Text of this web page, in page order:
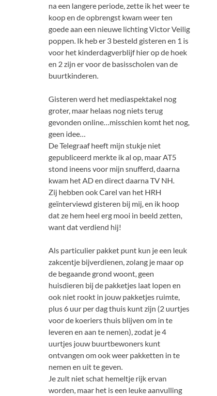
na een langere periode, zette ik het weer te
koop en de opbrengst kwam weer ten
goede aan een nieuwe lichting Victor Veilig
poppen. Ik heb er 3 besteld gisteren en 1 is
voor het kinderdagverblijf hier op de hoek
en 2 zijn er voor de basisscholen van de
buurtkinderen.
Gisteren werd het mediaspektakel nog
groter, maar helaas nog niets terug
gevonden online…misschien komt het nog,
geen idee…
De Telegraaf heeft mijn stukje niet
gepubliceerd merkte ik al op, maar AT5
stond ineens voor mijn snufferd, daarna
kwam het AD en direct daarna TV NH.
Zij hebben ook Carel van het HRH
geïnterviewd gisteren bij mij, en ik hoop
dat ze hem heel erg mooi in beeld zetten,
want dat verdiend hij!
Als particulier pakket punt kun je een leuk
zakcentje bijverdienen, zolang je maar op
de begaande grond woont, geen
huisdieren bij de pakketjes laat lopen en
ook niet rookt in jouw pakketjes ruimte,
plus 6 uur per dag thuis kunt zijn (2 uurtjes
voor de koeriers thuis blijven om in te
leveren en aan te nemen), zodat je 4
uurtjes jouw buurtbewoners kunt
ontvangen om ook weer pakketten in te
nemen en uit te geven.
Je zult niet schat hemeltje rijk ervan
worden, maar het is een leuke aanvulling